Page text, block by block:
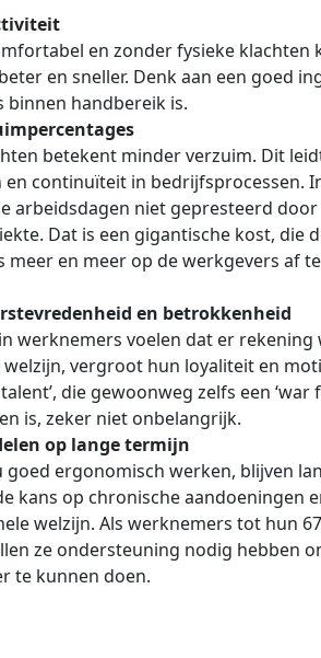
en zonder fysieke klachten
en sneller. Denk aan een goed
binnen handbereik is.
betekent minder verzuim. Dit
continuïteit in bedrijfsprocessen.
arbeidsdagen niet gepresteerd door
Dat is een gigantische kost, die
meer en meer op de werkgevers af te
en betrokkenheid
werknemers voelen dat er
vergroot hun loyaliteit en
die gewoonweg zelfs een ‘war
is, zeker niet onbelangrijk.
op lange termijn
goed ergonomisch werken, blijven
kans op chronische aandoeningen
welzijn. Als werknemers tot hun
ze ondersteuning nodig hebben
te kunnen doen.